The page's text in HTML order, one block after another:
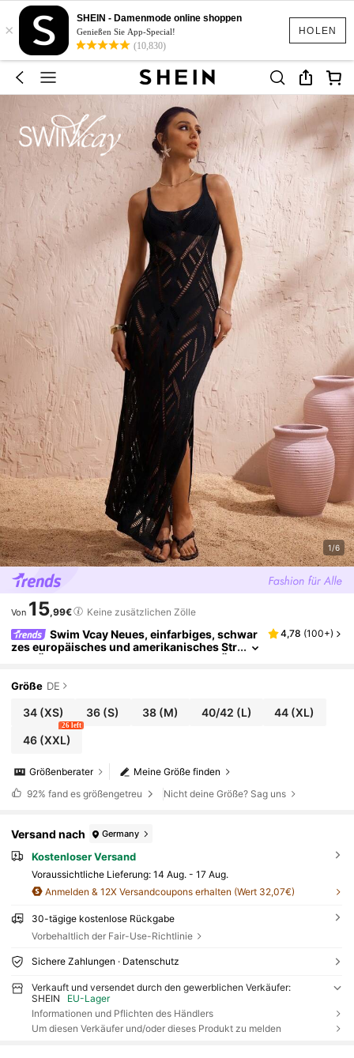
HOLEN
×
SHEIN - Damenmode online shoppen
Genießen Sie App-Special!
(10,830)
1/6
Von 15,99€ Keine zusätzlichen Zölle
Swim Vcay Neues, einfarbiges, schwar
zes europäisches und amerikanisches Str
4,78 (100+)
Größe DE
34(XS) 36 (S) 38(M) 40/42 (L) 44 (XL)
46(XXL)
26 left
Meine Größe finden
Größenberater
92% fand es größengetreu Nicht deine Größe? Sag uns
Versand nach Germany
Kostenloser Versand
Voraussichtliche Lieferung: 14 Aug. - 17 Aug.
Anmelden & 12X Versandcoupons erhalten (Wert 32,07€)
30-tägige kostenlose Rückgabe
Vorbehaltlich der Fair-Use-Richtlinie
Sichere Zahlungen · Datenschutz
Verkauft und versendet durch den gewerblichen Verkäufer:
SHEIN
EU-Lager
Informationen und Pflichten des Händlers
Um diesen Verkäufer und/oder dieses Produkt zu melden